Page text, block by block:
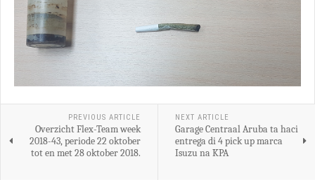
PREVIOUS ARTICLE
Overzicht Flex-Team week
2018-43, periode 22 oktober
tot en met 28 oktober 2018.
NEXT ARTICLE
Garage Centraal Aruba ta haci
entrega di 4 pick up marca
Isuzu na KPA